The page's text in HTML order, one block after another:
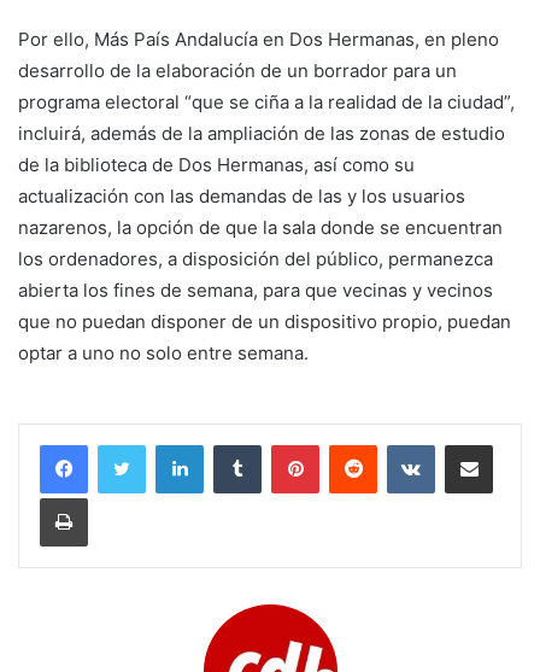
Por ello, Más País Andalucía en Dos Hermanas, en pleno
desarrollo de la elaboración de un borrador para un
programa electoral “que se ciña a la realidad de la ciudad”,
incluirá, además de la ampliación de las zonas de estudio
de la biblioteca de Dos Hermanas, así como su
actualización con las demandas de las y los usuarios
nazarenos, la opción de que la sala donde se encuentran
los ordenadores, a disposición del público, permanezca
abierta los fines de semana, para que vecinas y vecinos
que no puedan disponer de un dispositivo propio, puedan
optar a uno no solo entre semana.
LinkedInTumblr PinterestReddit VKontakteCompartir por
Imprimir